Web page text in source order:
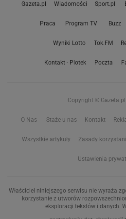
Gazeta.pl Wiadomości Sport.pl
Praca Program TV Buzz
Wyniki Lotto Tok.FM
Kontakt - Plotek Poczta
Copyright ©
O Nas Staże u nas Kontakt
Wszystkie artykuły Zasady
Ustawienia
Właściciel niniejszego serwisu nie wyraża
korzystanie z utworów
eksploracji tekstów i danych.